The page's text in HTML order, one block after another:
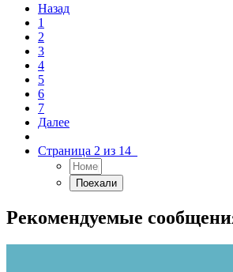
Назад
1
2
3
4
5
6
7
Далее
Страница 2 из 14
Рекомендуемые